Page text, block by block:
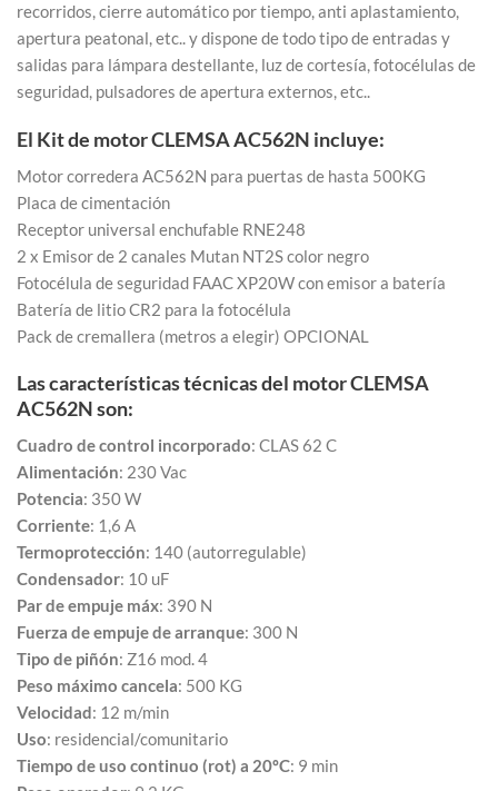
recorridos, cierre automático por tiempo, anti aplastamiento,
apertura peatonal, etc.. y dispone de todo tipo de entradas y
salidas para lámpara destellante, luz de cortesía, fotocélulas de
seguridad, pulsadores de apertura externos, etc..
El Kit de motor CLEMSA AC562N incluye:
Motor corredera AC562N para puertas de hasta 500KG
Placa de cimentación
Receptor universal enchufable RNE248
2 x Emisor de 2 canales Mutan NT2S color negro
Fotocélula de seguridad FAAC XP20W con emisor a batería
Batería de litio CR2 para la fotocélula
Pack de cremallera (metros a elegir) OPCIONAL
Las características técnicas del motor CLEMSA
AC562N son:
Cuadro de control incorporado: CLAS 62 C
Alimentación: 230 Vac
Potencia: 350 W
Corriente: 1,6 A
Termoprotección: 140 (autorregulable)
Condensador: 10 uF
Par de empuje máx: 390 N
Fuerza de empuje de arranque: 300 N
Tipo de piñón: Z16 mod. 4
Peso máximo cancela: 500 KG
Velocidad: 12 m/min
Uso: residencial/comunitario
Tiempo de uso continuo (rot) a 20ºC: 9 min